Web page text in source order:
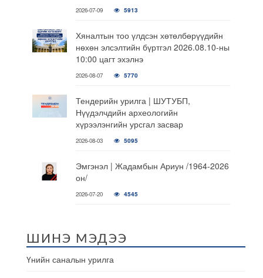
2026-07-09 5913
Хяналтын тоо үлдсэн хөтөлбөрүүдийн
нөхөн элсэлтийн бүртгэл 2026.08.10-ны
10:00 цагт эхэлнэ
2026-08-07 5770
Тендерийн урилга | ШУТУБП,
Нүүдэлчдийн археологийн
хүрээлэнгийн урсгал засвар
2026-08-03 5095
Эмгэнэл | Жадамбын Ариун /1964-2026
он/
2026-07-20 4545
ШИНЭ МЭДЭЭ
Үнийн саналын урилга